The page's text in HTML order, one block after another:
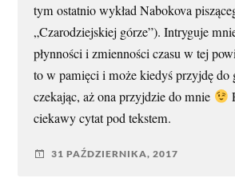
tym ostatnio wykład Nabokova
„Czarodziejskiej górze”). Intryguje
płynności i zmienności czasu w tej
to w pamięci i może kiedyś przyjdę do
czekając, aż ona przyjdzie do mnie
ciekawy cytat pod tekstem.
31 PAŹDZIERNIKA, 2017